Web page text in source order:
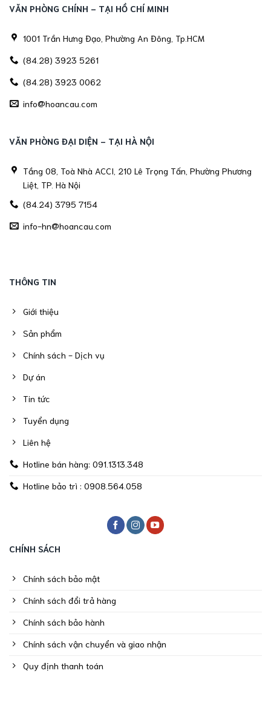
VĂN PHÒNG CHÍNH - TẠI HỒ CHÍ MINH
1001 Trần Hưng Đạo, Phường An Đông, Tp.HCM
(84.28) 3923 5261
(84.28) 3923 0062
info@hoancau.com
VĂN PHÒNG ĐẠI DIỆN - TẠI HÀ NỘI
Tầng 08, Toà Nhà ACCI, 210 Lê Trọng Tấn, Phường Phương
Liệt, TP. Hà Nội
(84.24) 3795 7154
info-hn@hoancau.com
THÔNG TIN
Giới thiệu
Sản phẩm
Chính sách - Dịch vụ
Dự án
Tin tức
Tuyển dụng
Liên hệ
Hotline bán hàng: 091.1313.348
Hotline bảo trì : 0908.564.058
CHÍNH SÁCH
Chính sách bảo mật
Chính sách đổi trả hàng
Chính sách bảo hành
Chính sách vận chuyển và giao nhận
Quy định thanh toán